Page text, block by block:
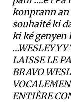
konprann an
souhaité ki
ki ké genyen
LAISSE LE
BRAVO
ENTIÈRE